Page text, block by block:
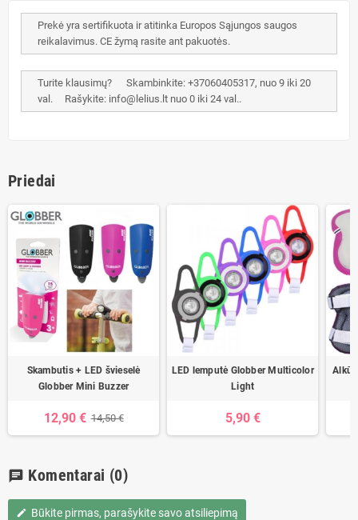
Prekė yra sertifikuota ir atitinka Europos Sąjungos saugos
reikalavimus. CE žymą rasite ant pakuotės.
Turite klausimų? Skambinkite: +37060405317, nuo 9 iki 20
val. Rašykite: info@lelius.lt nuo 0 iki 24 val..
Priedai
Skambutis + LED švieselė
Globber Mini Buzzer
12,90 € 14,50 €
LED lemputė Globber Multicolor
Light
5,90 €
chat Komentarai (0)
edit Būkite pirmas, parašykite savo atsiliepimą